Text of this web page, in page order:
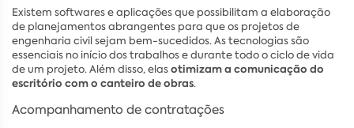
Existem softwares e aplicações que possibilitam a elaboração
de planejamentos abrangentes para que os projetos de
engenharia civil sejam bem-sucedidos. As tecnologias são
essenciais no início dos trabalhos e durante todo o ciclo de vida
de um projeto. Além disso, elasotimizam a comunicação do
escritório com o canteiro de obras.
Acompanhamento de contratações